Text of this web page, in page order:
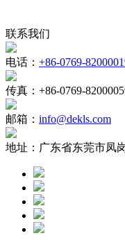
联系我们
电话： +86-0769-
传真： +86-0769-
邮箱： info@dekls.com
地址： 广东省东莞市凤